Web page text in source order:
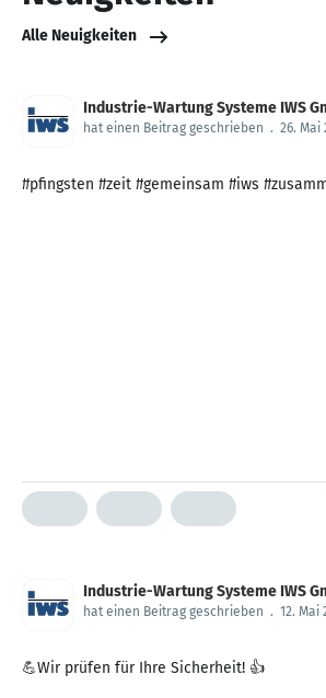
Alle Neuigkeiten
Industrie-Wartung Systeme IWS
hat einen Beitrag geschrieben . 26. Mai
#pfingsten #zeit #gemeinsam #iws
Industrie-Wartung Systeme IWS
hat einen Beitrag geschrieben . 12. Mai
💪Wir prüfen für Ihre Sicherheit! 👍